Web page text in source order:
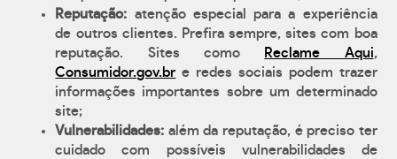
Reputação: atenção especial para a experiência
de outros clientes. Prefira sempre, sites com boa
reputação. Sites como
Reclame Aqui,
Consumidor.gov.br e redes sociais podem trazer
informações importantes sobre um determinado
site;
Vulnerabilidades: além da reputação, é preciso ter
cuidado com possíveis vulnerabilidades de